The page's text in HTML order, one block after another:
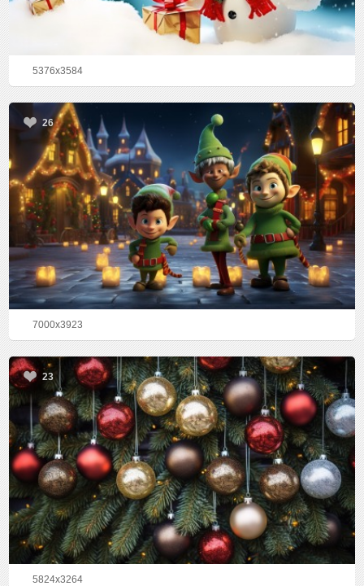
5376x3584
26
7000x3923
23
5824x3264